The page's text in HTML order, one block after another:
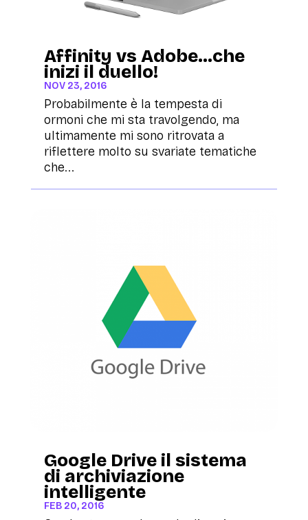
Affinity vs Adobe…che
inizi il duello!
NOV 23, 2016
Probabilmente è la tempesta di
ormoni che mi sta travolgendo, ma
ultimamente mi sono ritrovata a
riflettere molto su svariate tematiche
che...
Google Drive il sistema
di archiviazione
intelligente
FEB 20, 2016